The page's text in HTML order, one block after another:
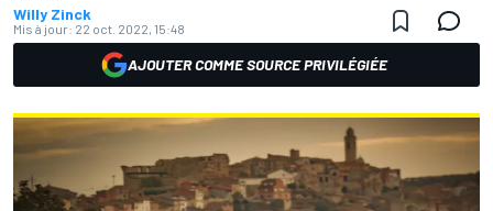
Willy Zinck
Mis à jour: 22 oct. 2022, 15:48
AJOUTER COMME SOURCE PRIVILÉGIÉE